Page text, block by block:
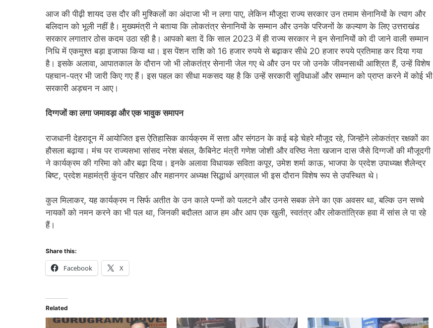
आज की पीढ़ी शायद उस दौर की मुश्किलों का अंदाजा भी न लगा पाए, लेकिन मौजूदा राज्य सरकार उन तमाम सेनानियों के त्याग और
बलिदान को भूली नहीं है। मुख्यमंत्री ने बताया कि लोकतंत्र सेनानियों के सम्मान और उनके परिजनों के कल्याण के लिए उत्तराखंड
सरकार लगातार ठोस कदम उठा रही है। आपको बता दें कि साल 2023 में ही राज्य सरकार ने इन सेनानियों को दी जाने वाली सम्मान
निधि में एकमुश्त बड़ा इजाफा किया था। इस पेंशन राशि को 16 हजार रुपये से बढ़ाकर सीधे 20 हजार रुपये प्रतिमाह कर दिया गया
है। इसके अलावा, आपातकाल के दौरान जो भी लोकतंत्र सेनानी जेल गए थे और उन पर जो उनके जीवनसाथी आश्रित हैं, उन्हें विशेष
पहचान-पत्र भी जारी किए गए हैं। इस पहल का सीधा मकसद यह है कि उन्हें सरकारी सुविधाओं और सम्मान को प्राप्त करने में कोई भी
सरकारी अड़चन न आए।
दिग्गजों का लगा जमावड़ा और एक भावुक समापन
राजधानी देहरादून में आयोजित इस ऐतिहासिक कार्यक्रम में सत्ता और संगठन के कई बड़े चेहरे मौजूद रहे, जिन्होंने लोकतंत्र रक्षकों का
हौसला बढ़ाया। मंच पर राज्यसभा सांसद नरेश बंसल, कैबिनेट मंत्री गणेश जोशी और वरिष्ठ नेता खजान दास जैसे दिग्गजों की मौजूदगी
ने कार्यक्रम की गरिमा को और बढ़ा दिया। इनके अलावा विधायक सविता कपूर, उमेश शर्मा काऊ, भाजपा के प्रदेश उपाध्यक्ष शैलेन्द्र
बिष्ट, प्रदेश महामंत्री कुंदन परिहार और महानगर अध्यक्ष सिद्धार्थ अग्रवाल भी इस दौरान विशेष रूप से उपस्थित थे।
कुल मिलाकर, यह कार्यक्रम न सिर्फ अतीत के उन काले पन्नों को पलटने और उनसे सबक लेने का एक अवसर था, बल्कि उन सच्चे
नायकों को नमन करने का भी पल था, जिनकी बदौलत आज हम और आप एक खुली, स्वतंत्र और लोकतांत्रिक हवा में सांस ले पा रहे
हैं।
Share this:
Facebook X
Related